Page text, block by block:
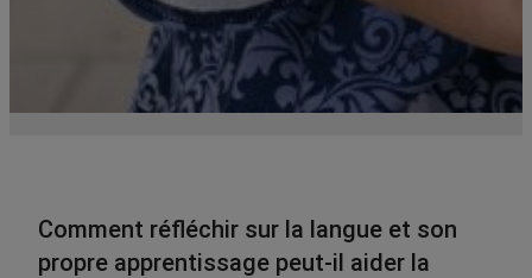
Comment réfléchir sur la langue et son
propre apprentissage peut-il aider la